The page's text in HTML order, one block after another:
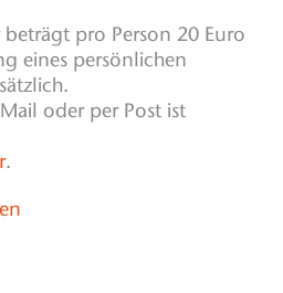
pro Person 20 Euro
eines persönlichen
oder per Post ist
.